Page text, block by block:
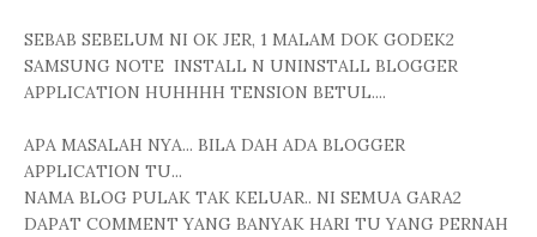
SEBAB SEBELUM NI OK JER, 1 MALAM DOK GODEK2
SAMSUNG NOTE INSTALL N UNINSTALL BLOGGER
APPLICATION HUHHHH TENSION BETUL....
APA MASALAH NYA... BILA DAH ADA BLOGGER
APPLICATION TU...
NAMA BLOG PULAK TAK KELUAR.. NI SEMUA GARA2
DAPAT COMMENT YANG BANYAK HARI TU YANG PERNAH